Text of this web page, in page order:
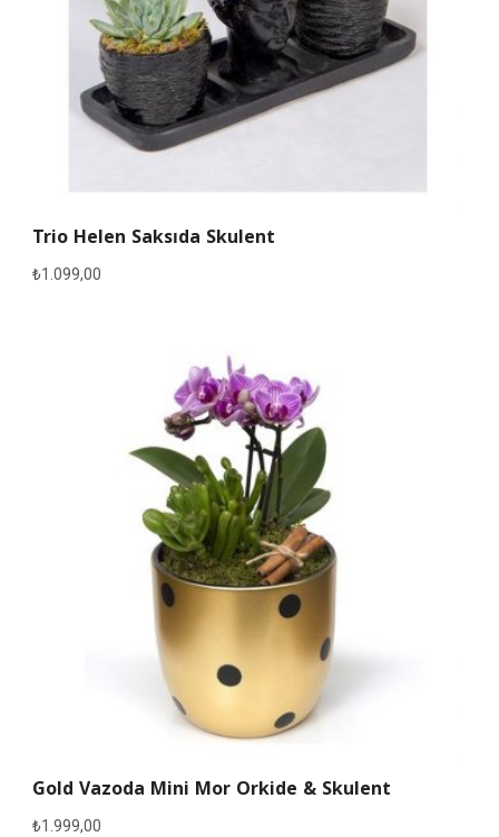
Trio Helen Saksıda Skulent
₺1.099,00
Gold Vazoda Mini Mor Orkide & Skulent
₺1.999,00